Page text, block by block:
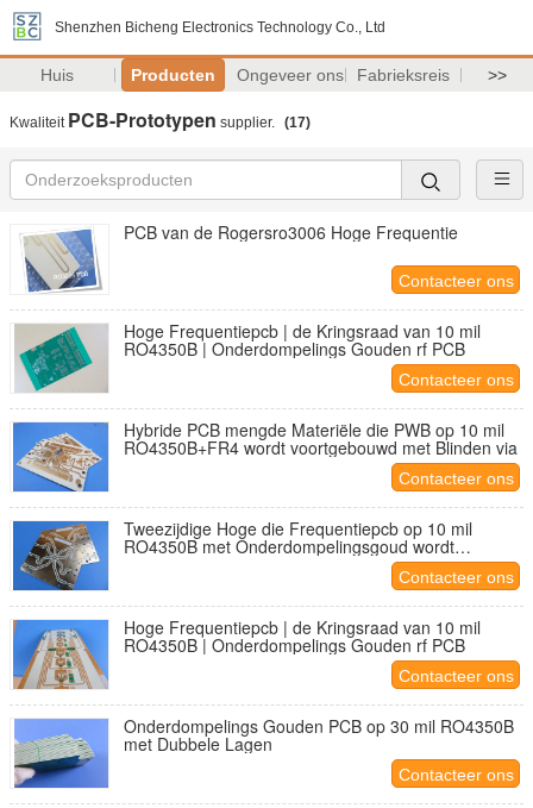
Shenzhen Bicheng Electronics Technology Co., Ltd
Huis Producten Ongeveer ons Fabrieksreis >>
Kwaliteit PCB-Prototypen supplier. (17)
PCB van de Rogersro3006 Hoge Frequentie
Contacteer ons
Hoge Frequentiepcb | de Kringsraad van 10 mil
RO4350B | Onderdompelings Gouden rf PCB
Contacteer ons
Hybride PCB mengde Materiële die PWB op 10 mil
RO4350B+FR4 wordt voortgebouwd met Blinden via
Contacteer ons
Tweezijdige Hoge die Frequentiepcb op 10 mil
RO4350B met Onderdompelingsgoud wordt
Contacteer ons
Hoge Frequentiepcb | de Kringsraad van 10 mil
RO4350B | Onderdompelings Gouden rf PCB
Contacteer ons
Onderdompelings Gouden PCB op 30 mil RO4350B
met Dubbele Lagen
Contacteer ons